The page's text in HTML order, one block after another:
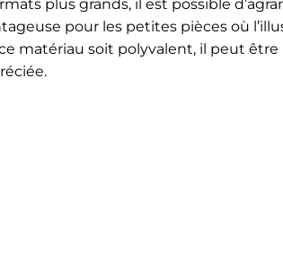
plus grands, il est possible
pour les petites pièces où
matériau soit polyvalent, il peut